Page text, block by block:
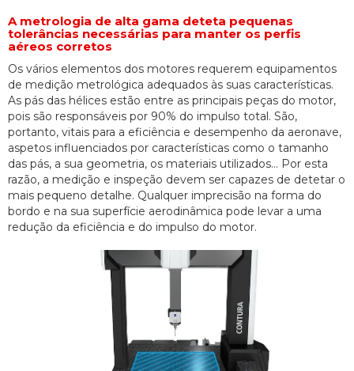
A metrologia de alta gama deteta pequenas
tolerâncias necessárias para manter os perfis
aéreos corretos
Os vários elementos dos motores requerem equipamentos
de medição metrológica adequados às suas características.
As pás das hélices estão entre as principais peças do motor,
pois são responsáveis por 90% do impulso total. São,
portanto, vitais para a eficiência e desempenho da aeronave,
aspetos influenciados por características como o tamanho
das pás, a sua geometria, os materiais utilizados... Por esta
razão, a medição e inspeção devem ser capazes de detetar o
mais pequeno detalhe. Qualquer imprecisão na forma do
bordo e na sua superfície aerodinâmica pode levar a uma
redução da eficiência e do impulso do motor.